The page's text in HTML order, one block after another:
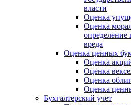
власти
Оценка
Оценка
определение
вреда
Оценка ценных
Оценка
Оценка
Оценка
Оценка
Бухгалтерский учет